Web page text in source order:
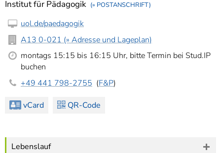
Institut für Pädagogik (» POSTANSCHRIFT)
uol.de/paedagogik
A13 0-021 (» Adresse und Lageplan)
montags 15:15 bis 16:15 Uhr, bitte Termin bei Stud.IP
buchen
+49 441 798-2755 (F&P)
vCard QR-Code
Lebenslauf